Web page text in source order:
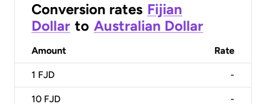
Conversion rates Fijian
Dollar to Australian Dollar
Amount Rate
1 FJD -
10 FJD -